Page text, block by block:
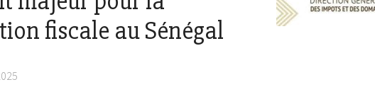
fiscale au Sénégal